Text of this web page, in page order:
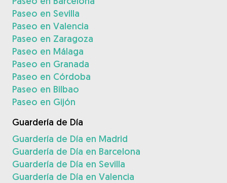
Paseo en Sevilla
Paseo en Valencia
Paseo en Zaragoza
Paseo en Málaga
Paseo en Granada
Paseo en Córdoba
Paseo en Bilbao
Paseo en Gijón
Guardería de Día
Guardería de Día en Madrid
Guardería de Día en Barcelona
Guardería de Día en Sevilla
Guardería de Día en Valencia